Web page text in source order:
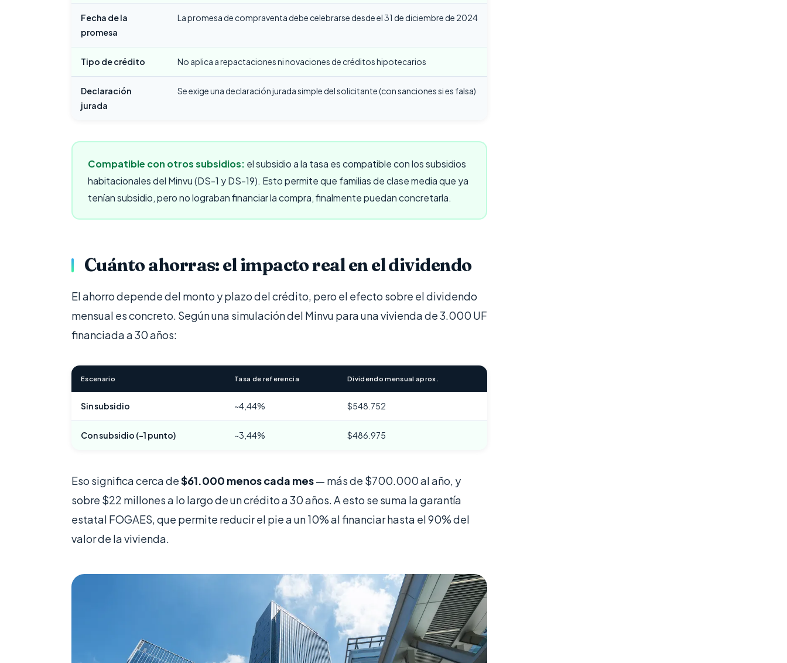
Fecha de la
promesa
La promesa de compraventa debe celebrarse desde el 31 de diciembre de 2024
Tipo de crédito No aplica a repactaciones ni novaciones de créditos hipotecarios
Declaración
jurada
Se exige una declaración jurada simple del solicitante (con sanciones si es falsa)
Compatible con otros subsidios: el subsidio a la tasa es compatible con los subsidios
habitacionales del Minvu (DS-1 y DS-19). Esto permite que familias de clase media que ya
tenían subsidio, pero no lograban financiar la compra, finalmente puedan concretarla.
Cuánto ahorras: el impacto real en el dividendo
El ahorro depende del monto y plazo del crédito, pero el efecto sobre el dividendo
mensual es concreto. Según una simulación del Minvu para una vivienda de 3.000 UF
financiada a 30 años:
Escenario Tasa de referencia Dividendo mensual aprox.
Sin subsidio ~4,44% $548.752
Con subsidio (−1 punto) ~3,44% $486.975
Eso significa cerca de$61.000 menos cada mes— más de $700.000 al año, y
sobre $22 millones a lo largo de un crédito a 30 años. A esto se suma la garantía
estatal FOGAES, que permite reducir el pie a un 10% al financiar hasta el 90% del
valor de la vivienda.